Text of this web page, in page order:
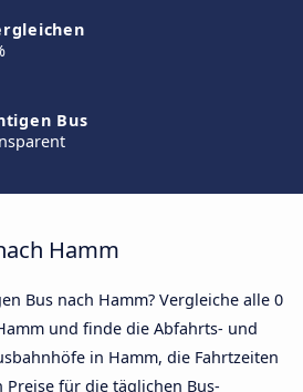
Bus
Hamm
Bus nach Hamm? Vergleiche alle 0
und finde die Abfahrts- und
in Hamm, die Fahrtzeiten
für die täglichen Bus-